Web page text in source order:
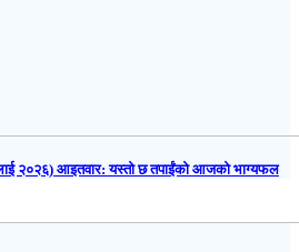
२०२६) आइतवार: यस्तो छ तपाईंको आजको भाग्यफल